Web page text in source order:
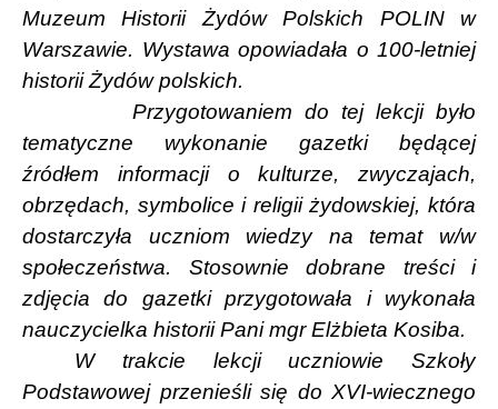
Muzeum Historii Żydów Polskich POLIN w
Warszawie. Wystawa opowiadała o 100-letniej
historii Żydów polskich.
Przygotowaniem do tej lekcji było
tematyczne wykonanie gazetki będącej
źródłem informacji o kulturze, zwyczajach,
obrzędach, symbolice i religii żydowskiej, która
dostarczyła uczniom wiedzy na temat w/w
społeczeństwa. Stosownie dobrane treści i
zdjęcia do gazetki przygotowała i wykonała
nauczycielka historii Pani mgr Elżbieta Kosiba.
W trakcie lekcji uczniowie Szkoły
Podstawowej przenieśli się do XVI-wiecznego